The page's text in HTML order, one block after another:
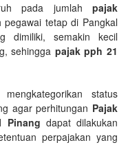
pada jumlah pajak
tetap di Pangkal
dimiliki, semakin kecil
sehingga pajak pph 21
status
agar perhitungan Pajak
Pinang dapat dilakukan
perpajakan yang